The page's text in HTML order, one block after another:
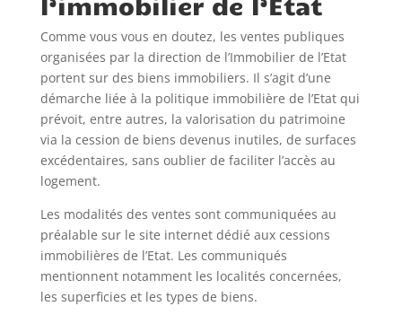
Comme vous vous en doutez, les ventes publiques
organisées par la direction de l’Immobilier de l’Etat
portent sur des biens immobiliers. Il s’agit d’une
démarche liée à la politique immobilière de l’Etat qui
prévoit, entre autres, la valorisation du patrimoine
via la cession de biens devenus inutiles, de surfaces
excédentaires, sans oublier de faciliter l’accès au
logement.
Les modalités des ventes sont communiquées au
préalable sur le site internet dédié aux cessions
immobilières de l’Etat. Les communiqués
mentionnent notamment les localités concernées,
les superficies et les types de biens.